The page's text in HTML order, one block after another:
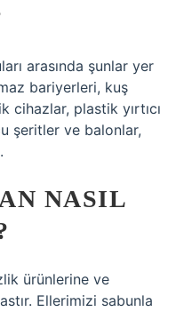
arasında şunlar yer
bariyerleri, kuş
cihazlar, plastik yırtıcı
şeritler ve balonlar,
NASIL
ürünlerine ve
Ellerimizi sabunla